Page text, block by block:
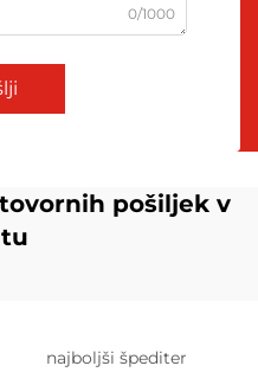
0/1000
pošiljek v
najboljši špediter